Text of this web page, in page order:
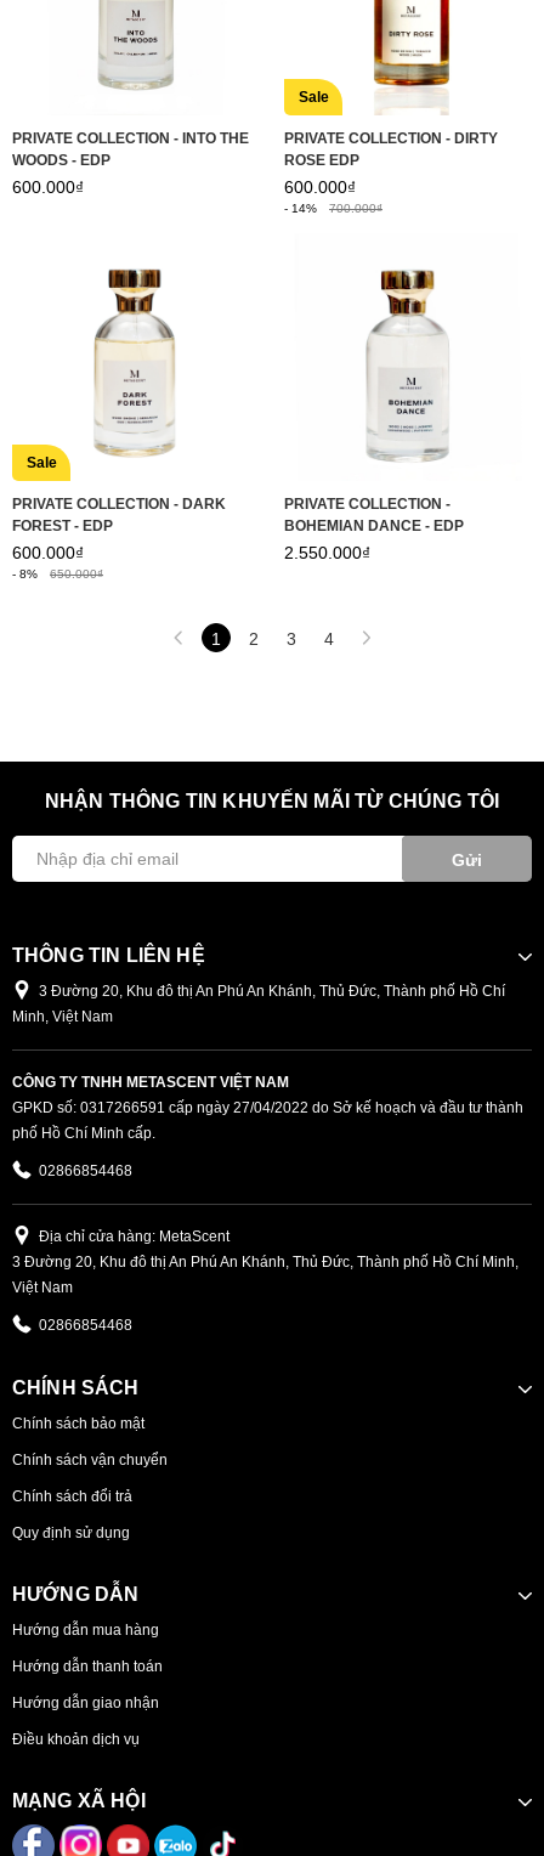
PRIVATE COLLECTION - INTO THE
WOODS - EDP
600.000₫
Sale
PRIVATE COLLECTION - DIRTY
ROSE EDP
600.000₫
- 14% 700.000₫
Sale
PRIVATE COLLECTION - DARK
FOREST - EDP
600.000₫
- 8% 650.000₫
PRIVATE COLLECTION -
BOHEMIAN DANCE - EDP
2.550.000₫
1 2 3 4
NHẬN THÔNG TIN KHUYẾN MÃI TỪ CHÚNG TÔI
Gửi
THÔNG TIN LIÊN HỆ
3 Đường 20, Khu đô thị An Phú An Khánh, Thủ Đức, Thành phố Hồ Chí
Minh, Việt Nam
CÔNG TY TNHH METASCENT VIỆT NAM
GPKD số: 0317266591 cấp ngày 27/04/2022 do Sở kế hoạch và đầu tư thành
phố Hồ Chí Minh cấp.
02866854468
Địa chỉ cửa hàng: MetaScent
3 Đường 20, Khu đô thị An Phú An Khánh, Thủ Đức, Thành phố Hồ Chí Minh,
Việt Nam
02866854468
CHÍNH SÁCH
Chính sách bảo mật
Chính sách vận chuyển
Chính sách đổi trả
Quy định sử dụng
HƯỚNG DẪN
Hướng dẫn mua hàng
Hướng dẫn thanh toán
Hướng dẫn giao nhận
Điều khoản dịch vụ
MẠNG XÃ HỘI